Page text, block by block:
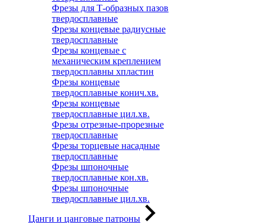
Фрезы для Т-образных пазов
твердосплавные
Фрезы концевые радиусные
твердосплавные
Фрезы концевые с
механическим креплением
твердосплавны хпластин
Фрезы концевые
твердосплавные конич.хв.
Фрезы концевые
твердосплавные цил.хв.
Фрезы отрезные-прорезные
твердосплавные
Фрезы торцевые насадные
твердосплавные
Фрезы шпоночные
твердосплавные кон.хв.
Фрезы шпоночные
твердосплавные цил.хв.
Цанги и цанговые патроны